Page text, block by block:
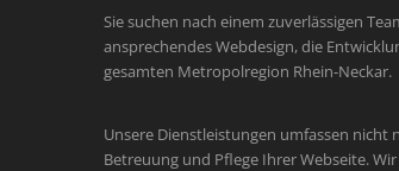
Sie suchen nach einem zuverlässigen
ansprechendes Webdesign, die
gesamten Metropolregion Rhein-Neckar.
Unsere Dienstleistungen umfassen
Betreuung und Pflege Ihrer Webseite.